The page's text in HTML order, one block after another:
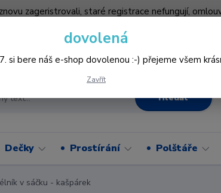
zageristrovali, staré registrace nefungují,
Hledat
Dečky Prostírání Polštáře
v sáčku - kašpárek
dovolená
si bere náš e-shop dovolenou :-) přejeme všem
Zavřít